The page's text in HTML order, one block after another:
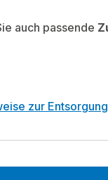
auch passende
zur